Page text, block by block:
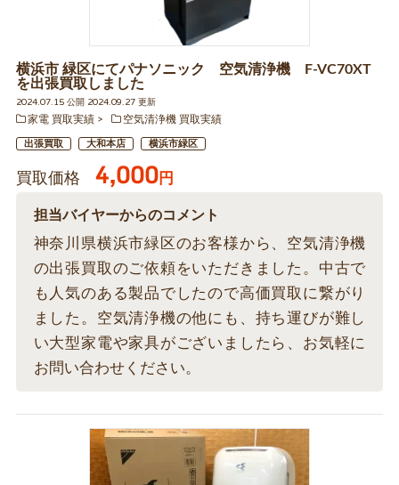
横浜市 緑区にてパナソニック 空気清浄機 F-VC70XT
を出張買取しました
2024.07.15 公開 2024.09.27 更新
家電 買取実績
空気清浄機 買取実績
出張買取 大和本店 横浜市緑区
買取価格 4,000円
担当バイヤーからのコメント
神奈川県横浜市緑区のお客様から、空気清浄機
の出張買取のご依頼をいただきました。中古で
も人気のある製品でしたので高価買取に繋がり
ました。空気清浄機の他にも、持ち運びが難し
い大型家電や家具がございましたら、お気軽に
お問い合わせください。